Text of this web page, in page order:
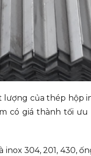
của thép hộp
có giá thành tối
304, 201, 430,